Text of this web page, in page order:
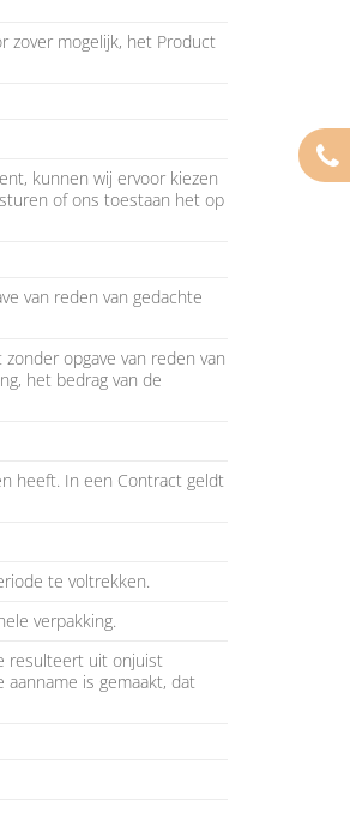
zover mogelijk, het Product
kunnen wij ervoor kiezen
of ons toestaan het op
van reden van gedachte
opgave van reden van
het bedrag van de
heeft. In een Contract geldt
te voltrekken.
verpakking.
resulteert uit onjuist
is gemaakt, dat